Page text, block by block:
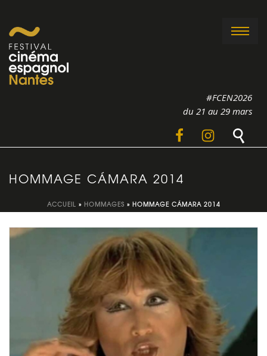
#FCEN2026
du 21 au 29 mars
HOMMAGE CÁMARA 2014
ACCUEIL » HOMMAGES » HOMMAGE CÁMARA 2014